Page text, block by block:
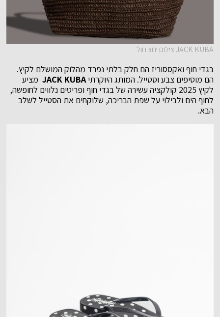
JACK KUBA צילום יחצ חול
בגדי חוף ואקססוריז הם חלק בלתי נפרד מהלוק המושלם לקיץ.
הם מוסיפים צבע וסטייל. המותג היוקרתיJACK KUBAמציע
לקיץ 2025 קולקציה עשירה של בגדי חוף ופריטים נלווים לחופשה,
לחוף הים ולבילוי על שפת הבריכה, שלוקחים את הסטייל לשלב
הבא.